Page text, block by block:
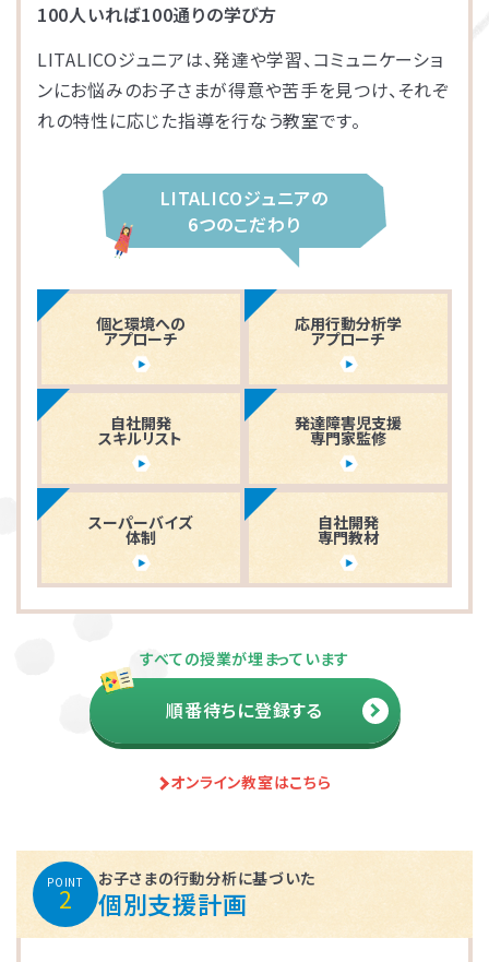
100人いれば100通りの学び方
LITALICOジュニアは、発達や学習、コミュニケーショ
ンにお悩みのお子さまが得意や苦手を見つけ、それぞ
れの特性に応じた指導を行なう教室です。
LITALICOジュニアの
6つのこだわり
個と環境への
アプローチ
応用行動分析学
アプローチ
自社開発
スキルリスト
発達障害児支援
専門家監修
スーパーバイズ
体制
自社開発
専門教材
すべての授業が埋まっています
順番待ちに登録する
オンライン教室はこちら
POINT
2
お子さまの行動分析に基づいた
個別支援計画